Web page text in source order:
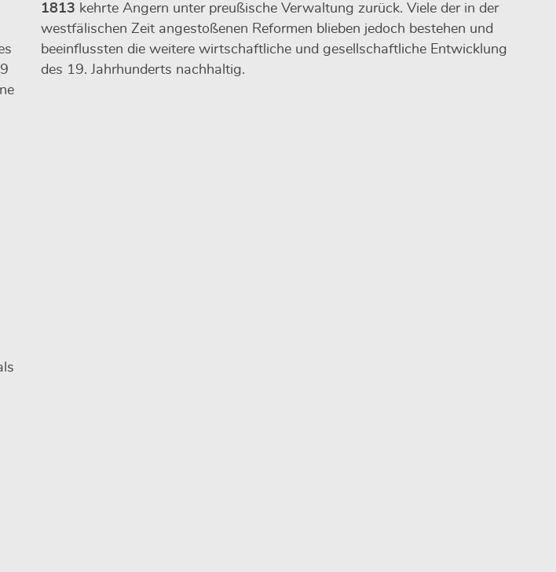
1813 kehrte Angern unter preußische Verwaltung zurück. Viele der in der
westfälischen Zeit angestoßenen Reformen blieben jedoch bestehen und
beeinflussten die weitere wirtschaftliche und gesellschaftliche Entwicklung
des 19. Jahrhunderts nachhaltig.